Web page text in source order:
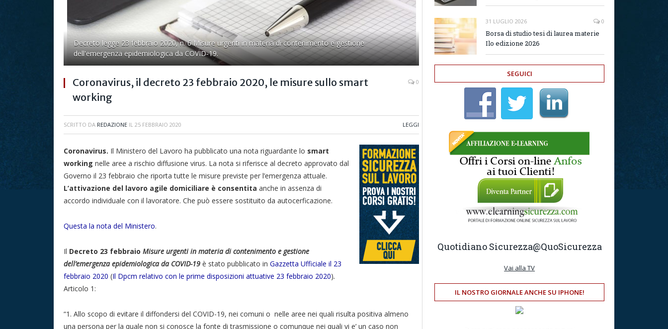
Decreto legge 23 febbraio 2020, n. 6 Misure urgenti in materia di contenimento e gestione
dell'emergenza epidemiologica da COVID-19.
Coronavirus, il decreto 23 febbraio 2020, le misure sullo smart
working
0
SCRITTO DA REDAZIONE IL 25 FEBBRAIO 2020 LEGGI
Coronavirus. Il Ministero del Lavoro ha pubblicato una nota riguardante lo smart
working nelle aree a rischio diffusione virus. La nota si riferisce al decreto approvato dal
Governo il 23 febbraio che riporta tutte le misure previste per l’emergenza attuale.
L’attivazione del lavoro agile domiciliare è consentita anche in assenza di
accordo individuale con il lavoratore. Che può essere sostituito da autocerficazione.
Questa la nota del Ministero.
Il Decreto 23 febbraio Misure urgenti in materia di contenimento e gestione
dell’emergenza epidemiologica da COVID-19 è stato pubblicato in Gazzetta Ufficiale il 23
febbraio 2020 (Il Dpcm relativo con le prime disposizioni attuative 23 febbraio 2020).
Articolo 1:
“1. Allo scopo di evitare il diffondersi del COVID-19, nei comuni o nelle aree nei quali risulta positiva almeno
una persona per la quale non si conosce la fonte di trasmissione o comunque nei quali vi e’ un caso non
31 LUGLIO 2026 0
Borsa di studio tesi di laurea materie
Ilo edizione 2026
SEGUICI
Quotidiano Sicurezza@QuoSicurezza
Vai alla TV
IL NOSTRO GIORNALE ANCHE SU IPHONE!